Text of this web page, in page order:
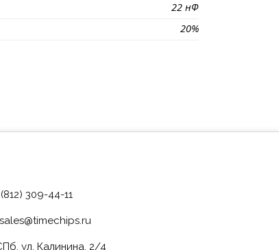
22 нФ
20%
309-44-11
sales@timechips.ru
ул. Калинина, 2/4